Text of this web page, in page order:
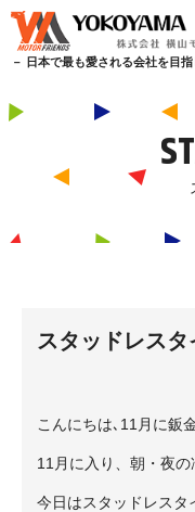
－ 日本で最も愛される会社を目
スタッドレス
こんにちは､11月に鈑
11月に入り、朝・夜の
今日はスタッドレスタ